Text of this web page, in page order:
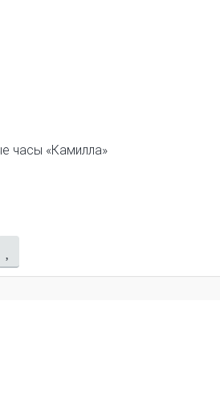
часы «Камилла»